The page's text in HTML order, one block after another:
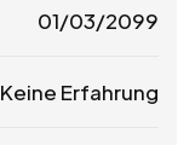
01/03/2099
Keine Erfahrung